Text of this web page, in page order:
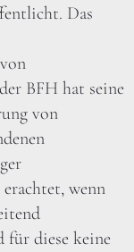
Das
BFH hat seine
von
erachtet, wenn
für diese keine